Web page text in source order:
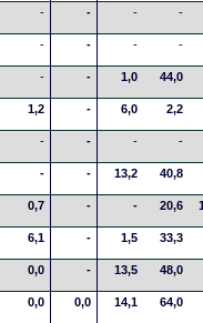
- - - -
- - - -
- - 1,0 44,0
1,2 - 6,0 2,2
- - - -
- - 13,2 40,8
0,7 - - 20,6
6,1 - 1,5 33,3
0,0 - 13,5 48,0
0,0 0,0 14,1 64,0